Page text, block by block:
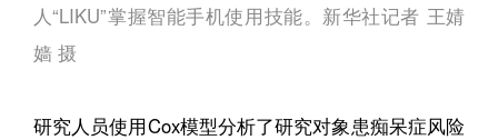
人“LIKU”掌握智能手机使用技能。新华社记者 王婧
嫱 摄
研究人员使用Cox模型分析了研究对象患痴呆症风险